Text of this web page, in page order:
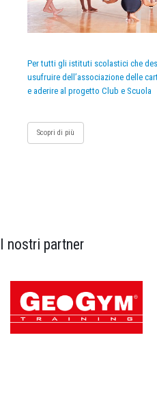
Per tutti gli istituti scolastici che
usufruire dell’associazione delle
e aderire al progetto Club e Scuola
Scopri di più
I nostri partner